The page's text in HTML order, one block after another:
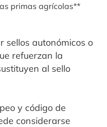
primas agrícolas**
sellos autonómicos o
refuerzan la
al sello
y código de
considerarse